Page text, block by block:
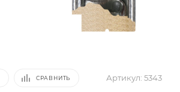
СРАВНИТЬ Артикул: 5343